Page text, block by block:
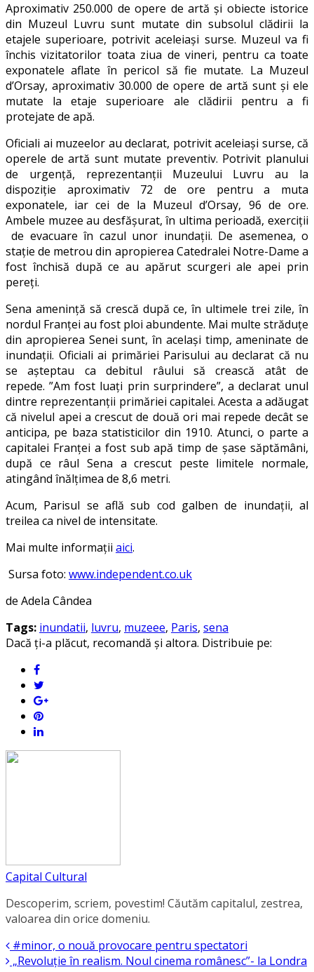
Aproximativ 250.000 de opere de artă și obiecte istorice
din Muzeul Luvru sunt mutate din subsolul clădirii la
etajele superioare, potrivit aceleiași surse. Muzeul va fi
închis vizitatorilor toata ziua de vineri, pentru ca toate
exponatele aflate în pericol să fie mutate. La Muzeul
d’Orsay, aproximativ 30.000 de opere de artă sunt și ele
mutate la etaje superioare ale clădirii pentru a fi
protejate de apă.
Oficiali ai muzeelor au declarat, potrivit aceleiași surse, că
operele de artă sunt mutate preventiv. Potrivit planului
de urgență, reprezentanții Muzeului Luvru au la
dispoziție aproximativ 72 de ore pentru a muta
exponatele, iar cei de la Muzeul d’Orsay, 96 de ore.
Ambele muzee au desfășurat, în ultima perioadă, exerciții
de evacuare în cazul unor inundații. De asemenea, o
stație de metrou din apropierea Catedralei Notre-Dame a
fost închisă după ce au apărut scurgeri ale apei prin
pereți.
Sena amenință să crescă după ce, în ultimele trei zile, în
nordul Franței au fost ploi abundente. Mai multe străduțe
din apropierea Senei sunt, în același timp, ameninate de
inundații. Oficiali ai primăriei Parisului au declarat că nu
se așteptau ca debitul râului să crească atât de
repede. ”Am fost luați prin surprindere”, a declarat unul
dintre reprezentanții primăriei capitalei. Acesta a adăugat
că nivelul apei a crescut de două ori mai repede decât se
anticipa, pe baza statisticilor din 1910. Atunci, o parte a
capitalei Franței a fost sub apă timp de șase săptămâni,
după ce râul Sena a crescut peste limitele normale,
atingând înălțimea de 8,6 metri.
Acum, Parisul se află sub cod galben de inundații, al
treilea ca nivel de intensitate.
Mai multe informații aici.
Sursa foto: www.independent.co.uk
de Adela Cândea
Tags: inundatii, luvru, muzeee, Paris, sena
Dacă ți-a plăcut, recomandă și altora. Distribuie pe:
Capital Cultural
Descoperim, scriem, povestim! Căutăm capitalul, zestrea,
valoarea din orice domeniu.
#minor, o nouă provocare pentru spectatori
„Revoluție în realism. Noul cinema românesc”- la Londra